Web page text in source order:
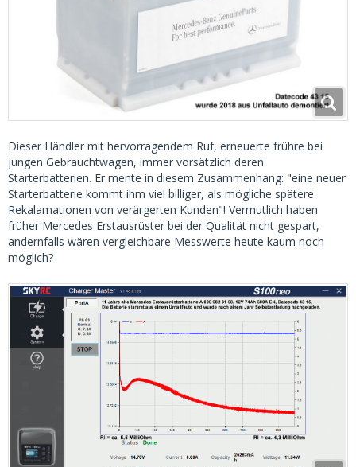
Dieser Händler mit hervorragendem Ruf, erneuerte frühre bei
jungen Gebrauchtwagen, immer vorsätzlich deren
Starterbatterien. Er mente in diesem Zusammenhang: "eine neuer
Starterbatterie kommt ihm viel billiger, als mögliche spätere
Rekalamationen von verärgerten Kunden"! Vermutlich haben
früher Mercedes Erstausrüster bei der Qualität nicht gespart,
andernfalls wären vergleichbare Messwerte heute kaum noch
möglich?